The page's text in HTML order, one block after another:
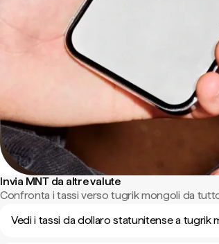
Invia MNT da altre valute
Confronta i tassi verso tugrik mongoli da
Vedi i tassi da dollaro statunitense a tugrik